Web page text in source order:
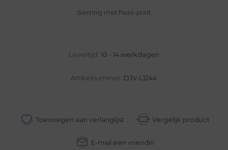
Sierring met Paas-print
Levertijd: 10 - 14 werkdagen
Artikelnummer: DJV-L1244